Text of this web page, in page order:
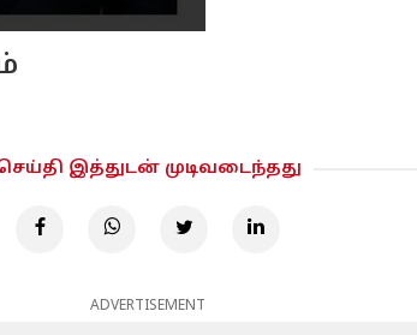
இத்துடன் முடிவடைந்தது
ADVERTISEMENT